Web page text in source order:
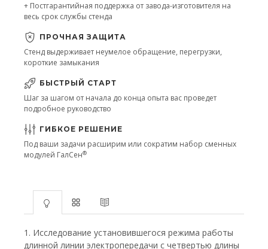
+ Постгарантийная поддержка от завода-изготовителя на
весь срок службы стенда
ПРОЧНАЯ ЗАЩИТА
Стенд выдерживает неумелое обращение, перегрузки,
короткие замыкания
БЫСТРЫЙ СТАРТ
Шаг за шагом от начала до конца опыта вас проведет
подробное руководство
ГИБКОЕ РЕШЕНИЕ
Под ваши задачи расширим или сократим набор сменных
модулей ГалСен®
1. Исследование установившегося режима работы
длинной линии электропередачи с четвертью длины